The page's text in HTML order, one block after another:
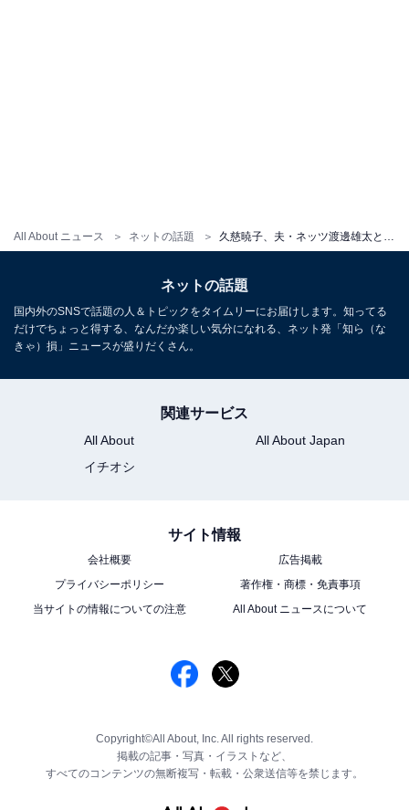
All About ニュース ネットの話題
ネットの話題
国内外のSNSで話題の人＆トピックをタイムリーにお届けします。知ってる
だけでちょっと得する、なんだか楽しい気分になれる、ネット発「知ら（な
きゃ）損」ニュースが盛りだくさん。
関連サービス
All About
All About Japan
イチオシ
サイト情報
会社概要
広告掲載
プライバシーポリシー
著作権・商標・免責事項
当サイトの情報についての注意
All About ニュースについて
Copyright©All About, Inc. All rights reserved.
掲載の記事・写真・イラストなど、
すべてのコンテンツの無断複写・転載・公衆送信等を禁じます。